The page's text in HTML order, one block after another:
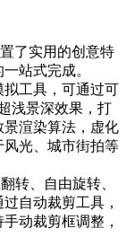
了实用的创意特
站式完成。
工具，可通过可
浅景深效果，打
渲染算法，虚化
光、城市街拍等
转、自由旋转、
自动裁剪工具，
动裁剪框调整，